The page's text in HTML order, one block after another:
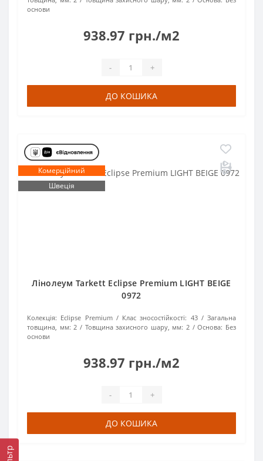
основи
938.97 грн./м2
- +
ДО КОШИКА
Комерційний
Швеція
Лінолеум Tarkett Eclipse Premium LIGHT BEIGE
0972
Колекція: Eclipse Premium Клас зносостійкості: 43
Загальна
товщина, мм: 2 Товщина захисного шару, мм: 2 Основа: Без
основи
938.97 грн./м2
- +
ДО КОШИКА